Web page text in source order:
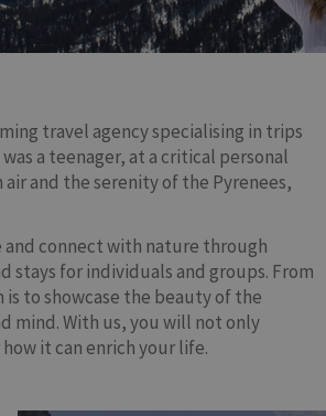
travel agency specialising in trips
a teenager, at a critical personal
and the serenity of the Pyrenees,
connect with nature through
stays for individuals and groups. From
to showcase the beauty of the
mind. With us, you will not only
it can enrich your life.